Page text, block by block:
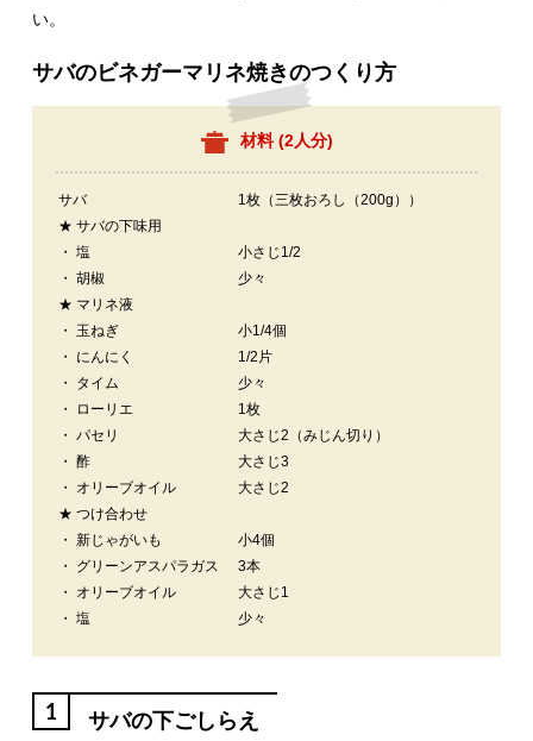
い。
サバのビネガーマリネ焼きのつくり方
材料 (2人分)
サバ
1枚（三枚おろし（200g））
★ サバの下味用
・ 塩
小さじ1/2
・ 胡椒
少々
★ マリネ液
・ 玉ねぎ
小1/4個
・ にんにく
1/2片
・ タイム
少々
・ ローリエ
1枚
・ パセリ
大さじ2（みじん切り）
・ 酢
大さじ3
・ オリーブオイル
大さじ2
★ つけ合わせ
・ 新じゃがいも
小4個
・ グリーンアスパラガス
3本
・ オリーブオイル
大さじ1
・ 塩
少々
1 サバの下ごしらえ